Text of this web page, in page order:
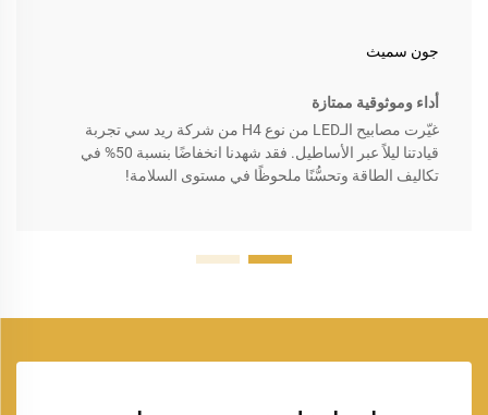
جون سميث
أداء وموثوقية ممتازة
غيّرت مصابيح الـLED من نوع H4 من شركة ريد سي تجربة
قيادتنا ليلاً عبر الأساطيل. فقد شهدنا انخفاضًا بنسبة 50% في
تكاليف الطاقة وتحسُّنًا ملحوظًا في مستوى السلامة!